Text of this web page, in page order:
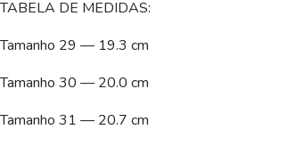
TABELA DE MEDIDAS:
Tamanho 29 — 19.3 cm
Tamanho 30 — 20.0 cm
Tamanho 31 — 20.7 cm